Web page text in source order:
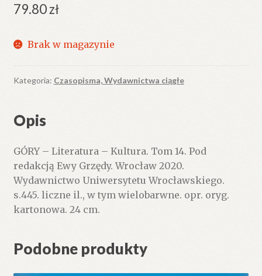
79.80zł
Brak w magazynie
Kategoria: Czasopisma, Wydawnictwa ciągłe
Opis
GÓRY – Literatura – Kultura. Tom 14. Pod
redakcją Ewy Grzędy. Wrocław 2020.
Wydawnictwo Uniwersytetu Wrocławskiego.
s.445. liczne il., w tym wielobarwne. opr. oryg.
kartonowa. 24 cm.
Podobne produkty